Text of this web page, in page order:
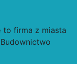
to firma z miasta